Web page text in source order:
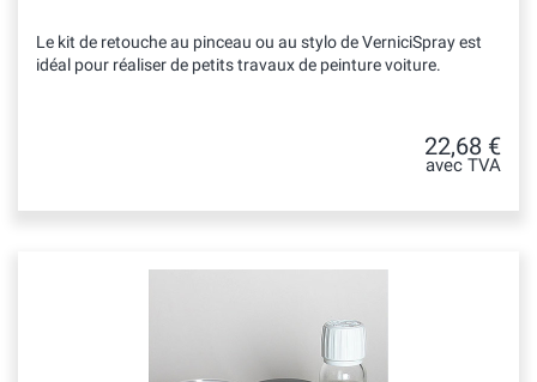
Le kit de retouche au pinceau ou au stylo de VerniciSpray est
idéal pour réaliser de petits travaux de peinture voiture.
22,68 €
avec TVA